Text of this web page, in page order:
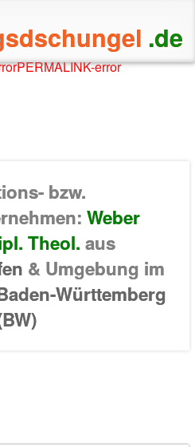
.de
PERMALINK-error
bzw.
Weber
Theol. aus
& Umgebung im
Württemberg